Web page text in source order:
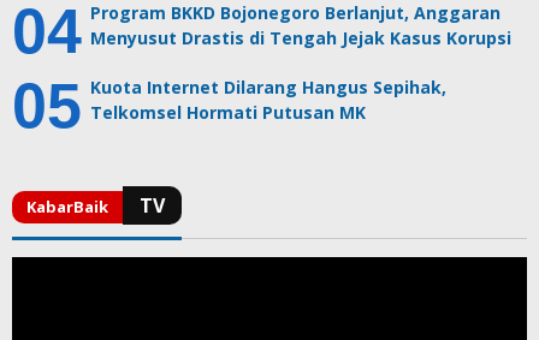
Program BKKD Bojonegoro Berlanjut, Anggaran
Menyusut Drastis di Tengah Jejak Kasus Korupsi
Kuota Internet Dilarang Hangus Sepihak,
Telkomsel Hormati Putusan MK